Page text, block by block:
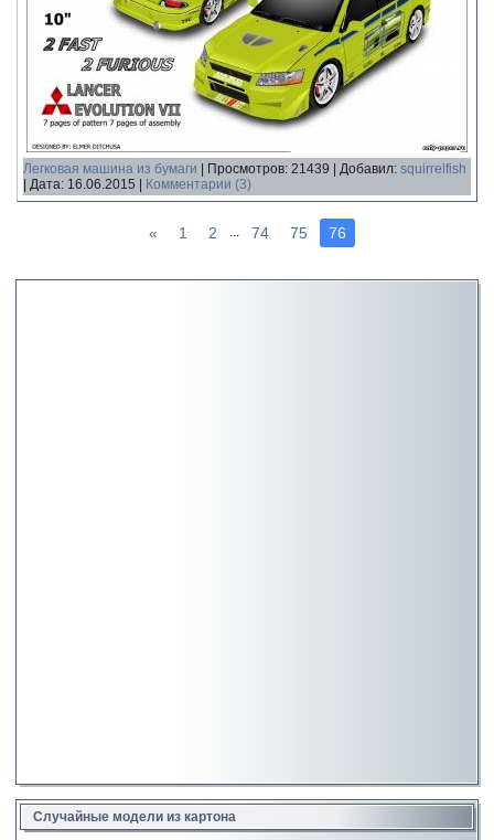
Случайные модели из картона
Легковая машина из бумаги Просмотров: 21439 Добавил: squirrelfish
Дата: 16.06.2015 Комментарии (3)
« 1 2 ... 74 75 76